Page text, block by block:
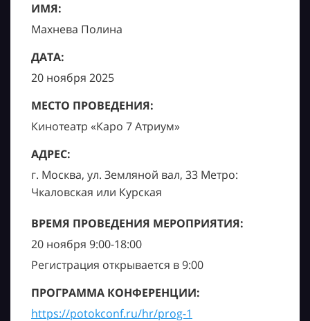
ИМЯ:
Махнева Полина
ДАТА:
20 ноября 2025
МЕСТО ПРОВЕДЕНИЯ:
Кинотеатр «Каро 7 Атриум»
АДРЕС:
г. Москва, ул. Земляной вал, 33 Метро:
Чкаловская или Курская
ВРЕМЯ ПРОВЕДЕНИЯ МЕРОПРИЯТИЯ:
20 ноября 9:00-18:00
Регистрация открывается в 9:00
ПРОГРАММА КОНФЕРЕНЦИИ:
https://potokconf.ru/hr/prog-1